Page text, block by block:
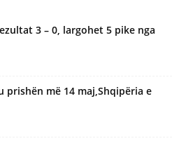
3 – 0, largohet 5 pike nga
prishën më 14 maj,Shqipëria e